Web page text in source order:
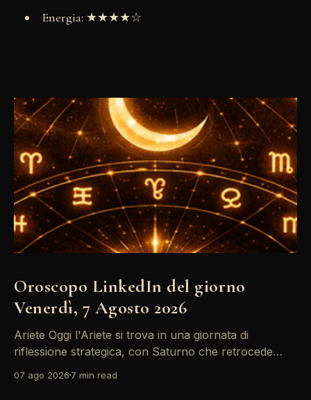
Energia: ★★★★☆
Oroscopo LinkedIn del giorno
Venerdì, 7 Agosto 2026
Ariete Oggi l'Ariete si trova in una giornata di
riflessione strategica, con Saturno che retrocede
riconsiderare il tuo personal brand e l'engagement
07 ago 2026 7 min read